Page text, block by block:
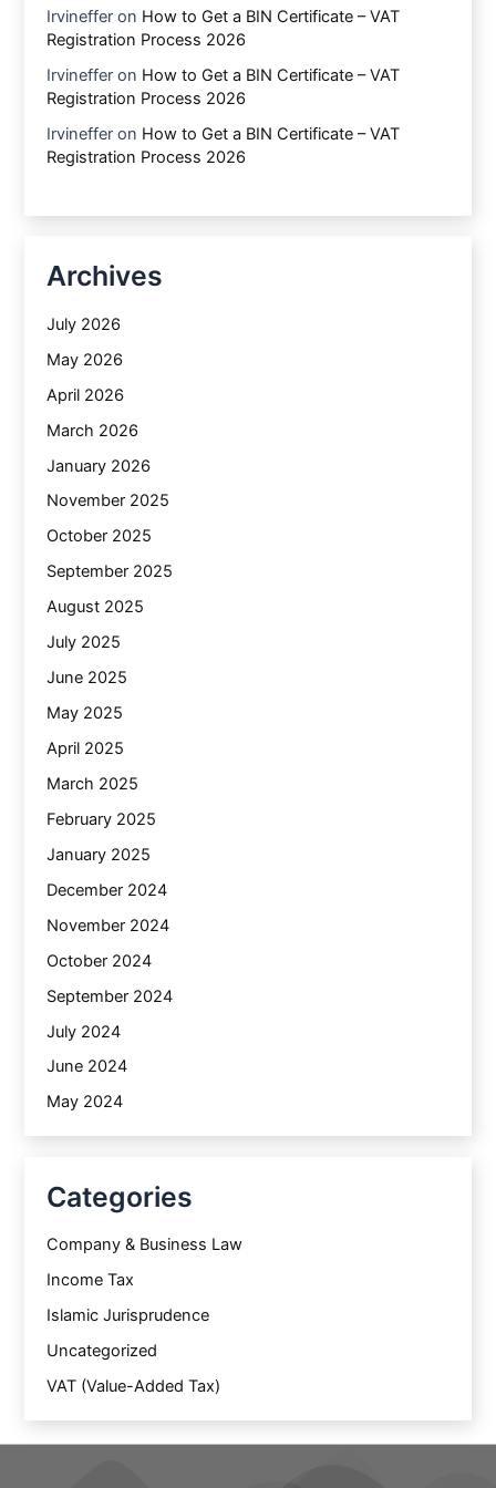
Irvineffer on How to Get a BIN Certificate – VAT
Registration Process 2026
Irvineffer on How to Get a BIN Certificate – VAT
Registration Process 2026
Irvineffer on How to Get a BIN Certificate – VAT
Registration Process 2026
Archives
July 2026
May 2026
April 2026
March 2026
January 2026
November 2025
October 2025
September 2025
August 2025
July 2025
June 2025
May 2025
April 2025
March 2025
February 2025
January 2025
December 2024
November 2024
October 2024
September 2024
July 2024
June 2024
May 2024
Categories
Company & Business Law
Income Tax
Islamic Jurisprudence
Uncategorized
VAT (Value-Added Tax)